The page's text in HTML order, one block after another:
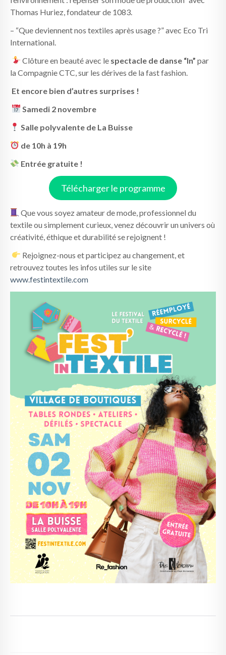
Thomas Huriez, fondateur de 1083.
– “Que deviennent nos textiles après usage ?” avec Eco Tri
International.
Clôture en beauté avec le spectacle de danse “In”par
la Compagnie CTC, sur les dérives de la fast fashion.
Et encore bien d’autres surprises !
Samedi 2 novembre
Salle polyvalente de La Buisse
de 10h à 19h
Entrée gratuite !
Télécharger le programme
Que vous soyez amateur de mode, professionnel du
textile ou simplement curieux, venez découvrir un univers où
créativité, éthique et durabilité se rejoignent !
Rejoignez-nous et participez au changement, et
retrouvez toutes les infos utiles sur le site
www.festintextile.com